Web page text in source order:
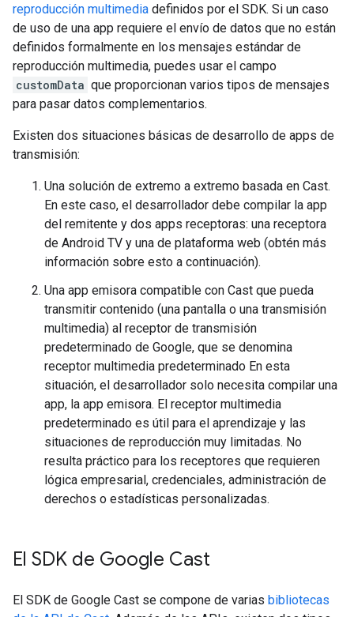
reproducción multimedia definidos por el SDK. Si un caso
de uso de una app requiere el envío de datos que no están
definidos formalmente en los mensajes estándar de
reproducción multimedia, puedes usar el campo
customData que proporcionan varios tipos de mensajes
para pasar datos complementarios.
Existen dos situaciones básicas de desarrollo de apps de
transmisión:
Una solución de extremo a extremo basada en Cast.
En este caso, el desarrollador debe compilar la app
del remitente y dos apps receptoras: una receptora
de Android TV y una de plataforma web (obtén más
información sobre esto a continuación).
Una app emisora compatible con Cast que pueda
transmitir contenido (una pantalla o una transmisión
multimedia) al receptor de transmisión
predeterminado de Google, que se denomina
receptor multimedia predeterminado En esta
situación, el desarrollador solo necesita compilar una
app, la app emisora. El receptor multimedia
predeterminado es útil para el aprendizaje y las
situaciones de reproducción muy limitadas. No
resulta práctico para los receptores que requieren
lógica empresarial, credenciales, administración de
derechos o estadísticas personalizadas.
El SDK de Google Cast
El SDK de Google Cast se compone de varias bibliotecas